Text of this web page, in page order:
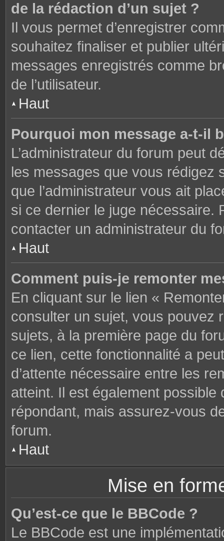
de la rédaction d’un sujet ?
Il vous permet d’enregistrer
souhaitez finaliser et publier
messages enregistrés comme
de l’utilisateur.
Haut
Pourquoi mon message a-t-il
L’administrateur du forum peut
les messages que vous rédigez
que l’administrateur vous ait
si ce dernier le juge nécessaire.
contacter un administrateur du
Haut
Comment puis-je remonter
En cliquant sur le lien «
consulter un sujet, vous pouvez
sujets, à la première page du
ce lien, cette fonctionnalité a
d’attente nécessaire entre les
atteint. Il est également
répondant, mais assurez-vous
forum.
Haut
Mise en
Qu’est-ce que le BBCode ?
Le BBCode est une